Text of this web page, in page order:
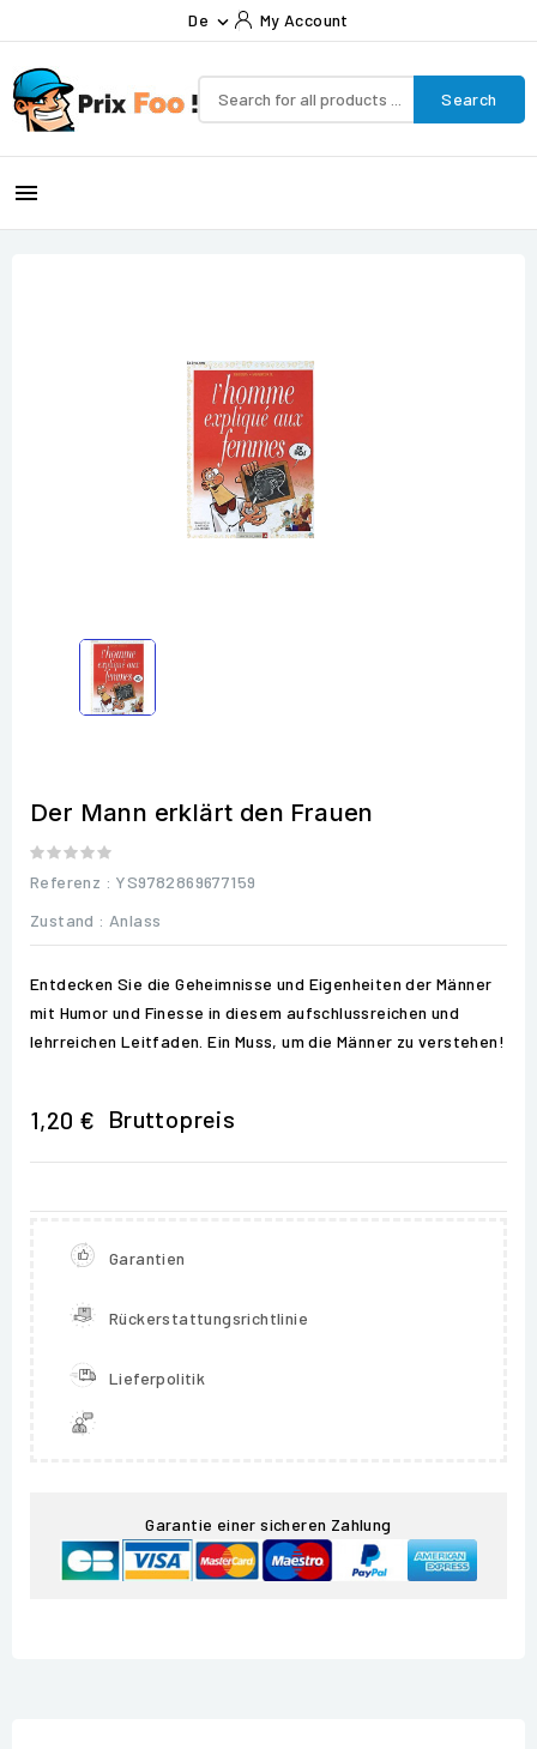
De  My Account
Search

Der Mann erklärt den Frauen
Referenz : YS9782869677159
Zustand : Anlass
Entdecken Sie die Geheimnisse und Eigenheiten der Männer
mit Humor und Finesse in diesem aufschlussreichen und
lehrreichen Leitfaden. Ein Muss, um die Männer zu verstehen!
1,20 € Bruttopreis
Garantien
Rückerstattungsrichtlinie
Lieferpolitik
Garantie einer sicheren Zahlung